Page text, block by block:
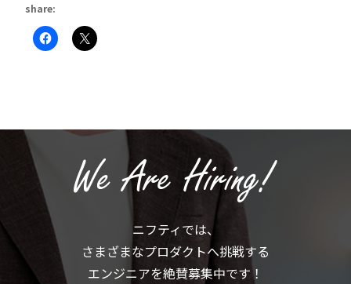
share:
Facebook
で
リ
し
い
ウ
ィ
ク
リ
有
(新
い
ウ
ィ
ン
ま
す)
ニフティでは、
さまざまなプロダクトへ挑戦する
エンジニアを絶賛募集中です！